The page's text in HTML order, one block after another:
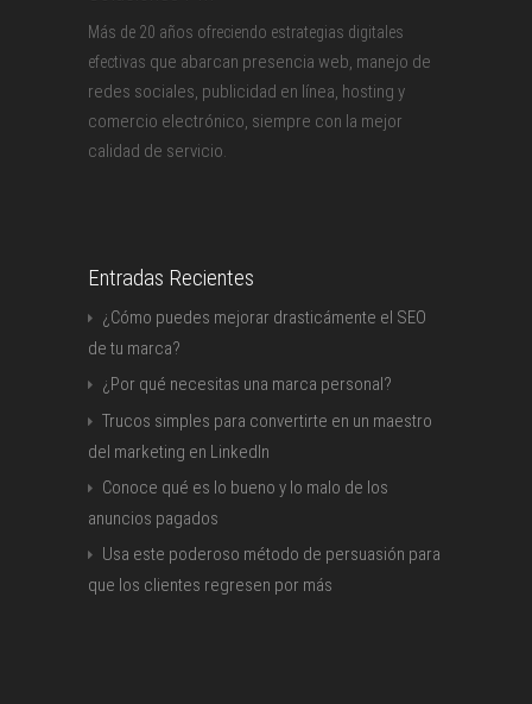
Más de 20 años ofreciendo estrategias digitales
efectivas que abarcan presencia web, manejo de
redes sociales, publicidad en línea, hosting y
comercio electrónico, siempre con la mejor
calidad de servicio.
Entradas Recientes
¿Cómo puedes mejorar drasticámente el SEO
de tu marca?
¿Por qué necesitas una marca personal?
Trucos simples para convertirte en un maestro
del marketing en LinkedIn
Conoce qué es lo bueno y lo malo de los
anuncios pagados
Usa este poderoso método de persuasión para
que los clientes regresen por más